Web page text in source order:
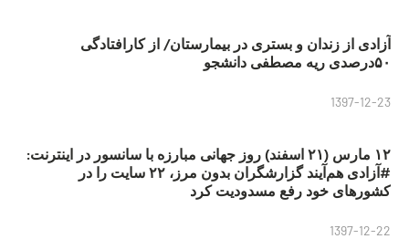
آزادی از زندان و بستری در بیمارستان/ از کارافتادگی
۵۰درصدی ریه مصطفی دانشجو
1397-12-23
۱۲ مارس (۲۱ اسفند) روز جهانی مبارزه با سانسور در اینترنت:
#آزادی هم‌آیند گزارشگران‌ بدون مرز، ۲۲ سایت را در
کشورهای خود رفع مسدودیت کرد
1397-12-22